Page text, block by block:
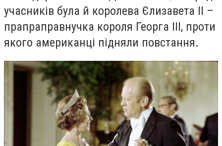
учасників була й королева Єлизавета ІІ –
прапраправнучка короля Георга III, проти
якого американці підняли повстання.